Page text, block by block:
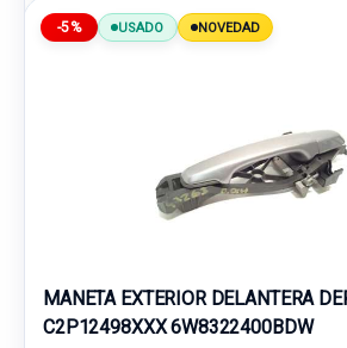
-5% USADO NOVEDAD
MANETA EXTERIOR DELANTERA
C2P12498XXX 6W8322400BDW